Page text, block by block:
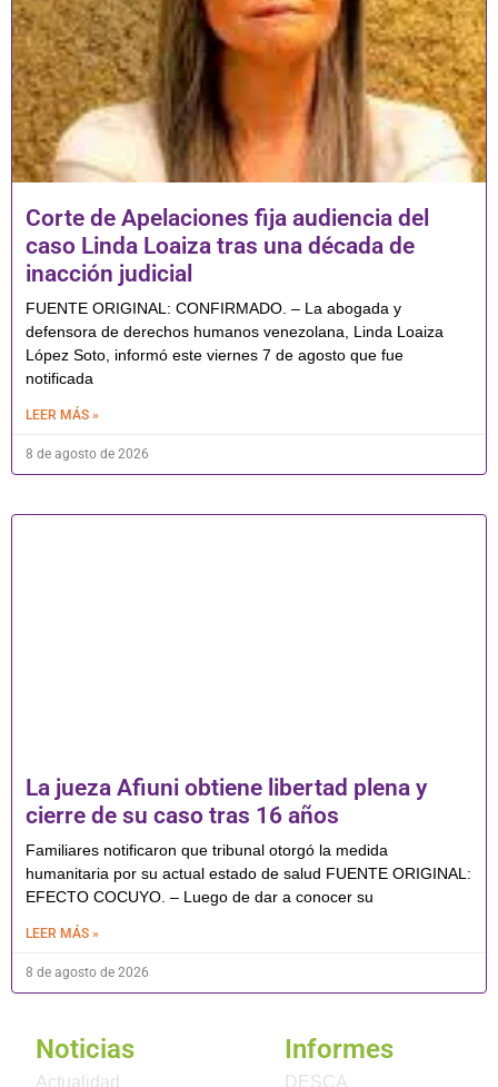
Corte de Apelaciones fija audiencia del
caso Linda Loaiza tras una década de
inacción judicial
FUENTE ORIGINAL: CONFIRMADO. – La abogada y
defensora de derechos humanos venezolana, Linda Loaiza
López Soto, informó este viernes 7 de agosto que fue
notificada
LEER MÁS »
8 de agosto de 2026
La jueza Afiuni obtiene libertad plena y
cierre de su caso tras 16 años
Familiares notificaron que tribunal otorgó la medida
humanitaria por su actual estado de salud FUENTE ORIGINAL:
EFECTO COCUYO. – Luego de dar a conocer su
LEER MÁS »
8 de agosto de 2026
Noticias
Actualidad
Informes
DESCA